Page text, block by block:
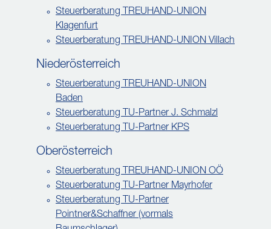
Steuerberatung TREUHAND-UNION
Klagenfurt
Steuerberatung TREUHAND-UNION Villach
Niederösterreich
Steuerberatung TREUHAND-UNION
Baden
Steuerberatung TU-Partner J. Schmalzl
Steuerberatung TU-Partner KPS
Oberösterreich
Steuerberatung TREUHAND-UNION OÖ
Steuerberatung TU-Partner Mayrhofer
Steuerberatung TU-Partner
Pointner&Schaffner (vormals